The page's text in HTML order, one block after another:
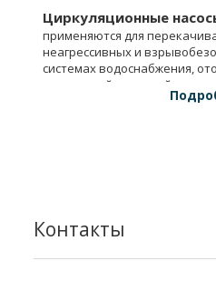
Циркуляционные
применяются для
неагрессивных и
системах водоснабжения,
химической, пищевой
Контакты